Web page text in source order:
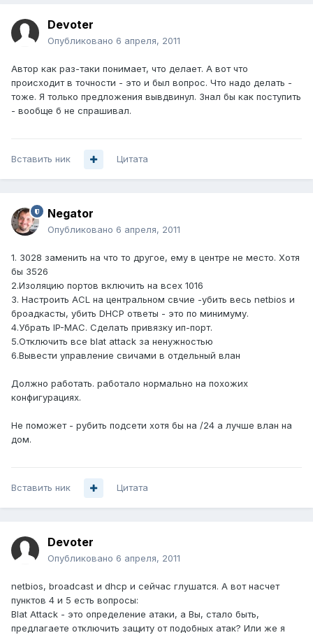
Devoter
Опубликовано 6 апреля, 2011
Автор как раз-таки понимает, что делает. А вот что
происходит в точности - это и был вопрос. Что надо делать -
тоже. Я только предложения вывдвинул. Знал бы как поступить
- вообще б не спрашивал.
Вставить ник Цитата
Negator
Опубликовано 6 апреля, 2011
1. 3028 заменить на что то другое, ему в центре не место. Хотя
бы 3526
2.Изоляцию портов включить на всех 1016
3. Настроить ACL на центральном свчие -убить весь netbios и
броадкасты, убить DHCP ответы - это по минимуму.
4.Убрать IP-MAC. Сделать привязку ип-порт.
5.Отключить все blat attack за ненужностью
6.Вывести управление свичами в отдельный влан
Должно работать. работало нормально на похожих
конфигурациях.
Не поможет - рубить подсети хотя бы на /24 а лучше влан на
дом.
Вставить ник Цитата
Devoter
Опубликовано 6 апреля, 2011
netbios, broadcast и dhcp и сейчас глушатся. А вот насчет
пунктов 4 и 5 есть вопросы:
Blat Attack - это определение атаки, а Вы, стало быть,
предлагаете отключить защиту от подобных атак? Или же я